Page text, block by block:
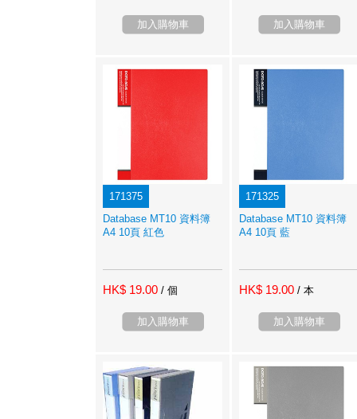
加入購物車 加入購物車
171375
Database MT10 資料簿
A4 10頁 紅色
HK$ 19.00 / 個
加入購物車
171325
Database MT10 資料簿
A4 10頁 藍
HK$ 19.00 / 本
加入購物車